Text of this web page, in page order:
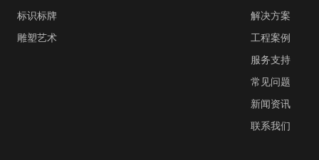
解决方案
工程案例
服务支持
常见问题
新闻资讯
联系我们
标识标牌
雕塑艺术